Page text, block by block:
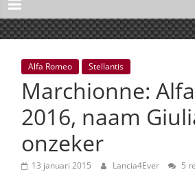
La
Gazetta
dell'Automobile
Italiana
Italiaans
autonieuws
lifestyle
Alfa Romeo Stellantis
Marchionne:
2016, naam
onzeker
13 januari 2015 Lancia4Ever 5